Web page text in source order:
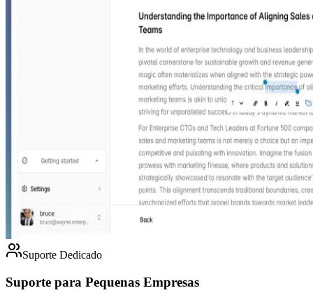
Suporte Dedicado
Suporte para Pequenas Empresas